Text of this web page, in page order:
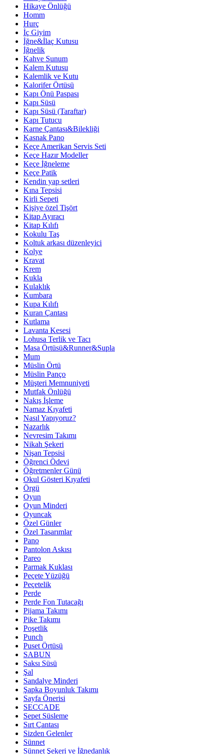
Hikaye Önlüğü
Homm
Hurç
İç Giyim
İğne&İlaç Kutusu
İğnelik
Kahve Sunum
Kalem Kutusu
Kalemlik ve Kutu
Kalorifer Örtüsü
Kapı Önü Paspası
Kapı Süsü
Kapı Süsü (Taraftar)
Kapı Tutucu
Karne Çantası&Bilekliği
Kasnak Pano
Keçe Amerikan Servis Seti
Keçe Hazır Modeller
Keçe İğneleme
Keçe Patik
Kendin yap setleri
Kına Tepsisi
Kirli Sepeti
Kişiye özel Tişört
Kitap Ayıracı
Kitap Kılıfı
Kokulu Taş
Koltuk arkası düzenleyici
Kolye
Kravat
Krem
Kukla
Kulaklık
Kumbara
Kupa Kılıfı
Kuran Çantası
Kutlama
Lavanta Kesesi
Lohusa Terlik ve Tacı
Masa Örtüsü&Runner&Supla
Mum
Müslin Örtü
Müslin Panço
Müşteri Memnuniyeti
Mutfak Önlüğü
Nakış İşleme
Namaz Kıyafeti
Nasıl Yapıyoruz?
Nazarlık
Nevresim Takımı
Nikah Şekeri
Nişan Tepsisi
Öğrenci Ödevi
Öğretmenler Günü
Okul Gösteri Kıyafeti
Örgü
Oyun
Oyun Minderi
Oyuncak
Özel Günler
Özel Tasarımlar
Pano
Pantolon Askısı
Pareo
Parmak Kuklası
Peçete Yüzüğü
Peçetelik
Perde
Perde Fon Tutacağı
Pijama Takımı
Pike Takımı
Poşetlik
Punch
Puset Örtüsü
SABUN
Saksı Süsü
Şal
Sandalye Minderi
Şapka Boyunluk Takımı
Sayfa Önerisi
SECCADE
Sepet Süsleme
Sırt Çantası
Sizden Gelenler
Sünnet
Sünnet Şekeri ve İğnedanlık